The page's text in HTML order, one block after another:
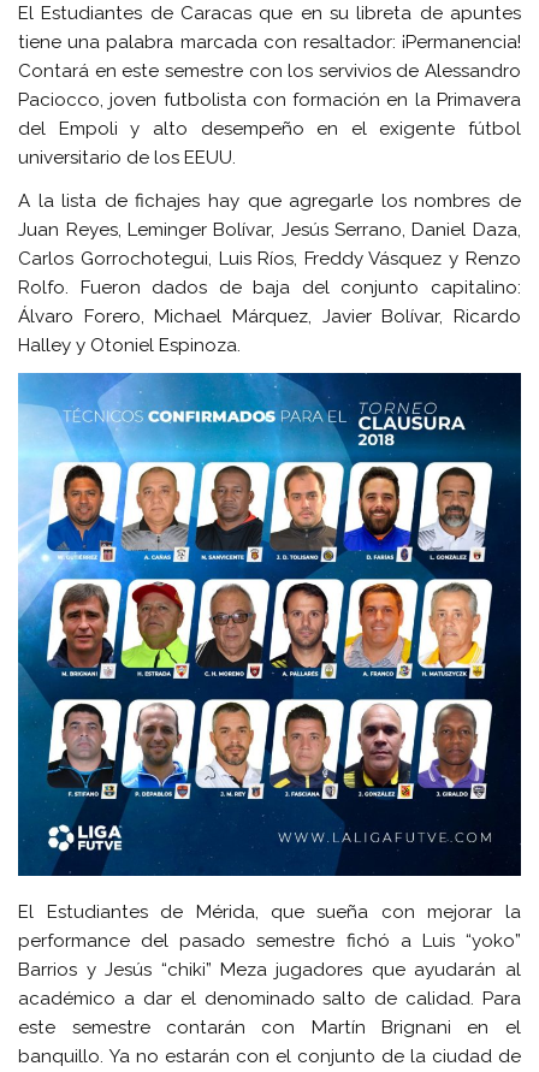
El Estudiantes de Caracas que en su libreta de apuntes
tiene una palabra marcada con resaltador: ¡Permanencia!
Contará en este semestre con los servivios de Alessandro
Paciocco, joven futbolista con formación en la Primavera
del Empoli y alto desempeño en el exigente fútbol
universitario de los EEUU.
A la lista de fichajes hay que agregarle los nombres de
Juan Reyes, Leminger Bolívar, Jesús Serrano, Daniel Daza,
Carlos Gorrochotegui, Luis Ríos, Freddy Vásquez y Renzo
Rolfo. Fueron dados de baja del conjunto capitalino:
Álvaro Forero, Michael Márquez, Javier Bolívar, Ricardo
Halley y Otoniel Espinoza.
El Estudiantes de Mérida, que sueña con mejorar la
performance del pasado semestre fichó a Luis “yoko”
Barrios y Jesús “chiki” Meza jugadores que ayudarán al
académico a dar el denominado salto de calidad. Para
este semestre contarán con Martín Brignani en el
banquillo. Ya no estarán con el conjunto de la ciudad de